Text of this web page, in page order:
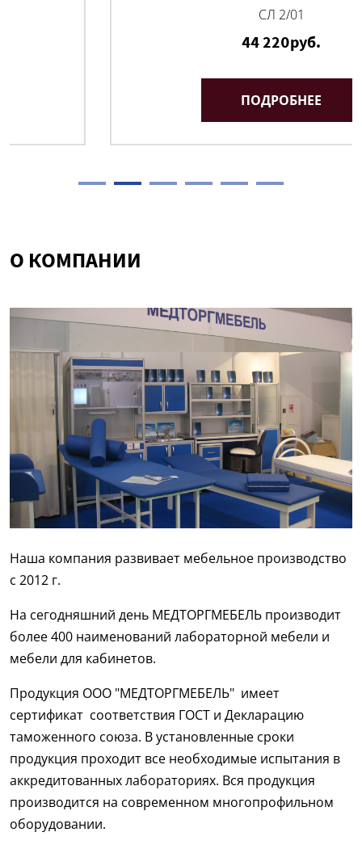
О КОМПАНИИ
Наша компания развивает мебельное производство
с 2012 г.
На сегодняшний день МЕДТОРГМЕБЕЛЬ производит
более 400 наименований лабораторной мебели и
мебели для кабинетов.
Продукция ООО "МЕДТОРГМЕБЕЛЬ" имеет
сертификат соответствия ГОСТ и Декларацию
таможенного союза. В установленные сроки
продукция проходит все необходимые испытания в
аккредитованных лабораториях. Вся продукция
производится на современном многопрофильном
оборудовании.